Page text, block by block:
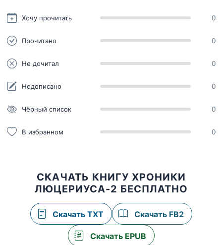
Хочу прочитать 0
Прочитано 0
Не дочитал 0
Недописано 0
Чёрный список 0
В избранном 0
СКАЧАТЬ КНИГУ ХРОНИКИ
ЛЮЦЕРИУСА-2 БЕСПЛАТНО
Скачать TXT Скачать FB2
Скачать EPUB